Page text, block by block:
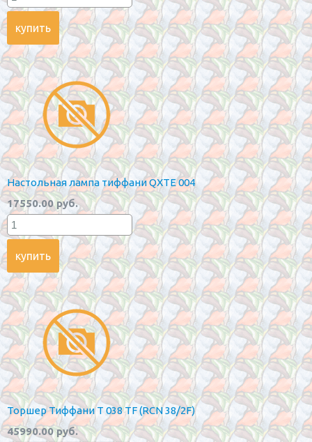
Настольная лампа тиффани QXTE 004
17550.00 руб.
Торшер Тиффани T 038 TF (RCN 38/2F)
45990.00 руб.